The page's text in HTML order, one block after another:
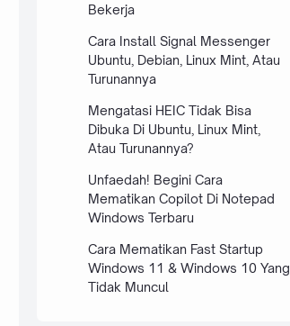
Bekerja
Cara Install Signal Messenger
Ubuntu, Debian, Linux Mint, Atau
Turunannya
Mengatasi HEIC Tidak Bisa
Dibuka Di Ubuntu, Linux Mint,
Atau Turunannya?
Unfaedah! Begini Cara
Mematikan Copilot Di Notepad
Windows Terbaru
Cara Mematikan Fast Startup
Windows 11 & Windows 10 Yang
Tidak Muncul